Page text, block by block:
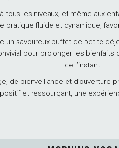
tous les niveaux, et même aux
pratique fluide et dynamique,
un savoureux buffet de petite
pour prolonger les
de l’instant.
de bienveillance et d’ouverture
et ressourçant, une